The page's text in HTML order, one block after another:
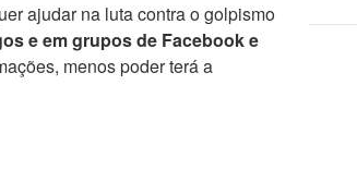
ajudar na luta contra o golpismo
e em grupos de Facebook e
menos poder terá a